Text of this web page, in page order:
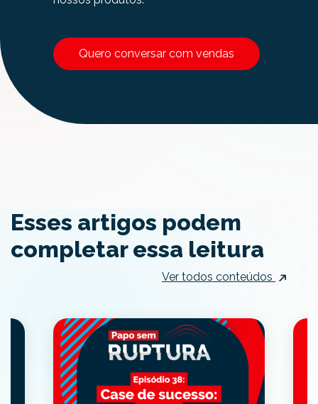
Quero conversar com vendas
Esses artigos podem
completar essa leitura
Ver todos conteúdos